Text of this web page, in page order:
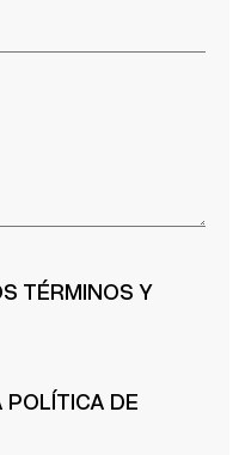
TÉRMINOS Y
POLÍTICA DE